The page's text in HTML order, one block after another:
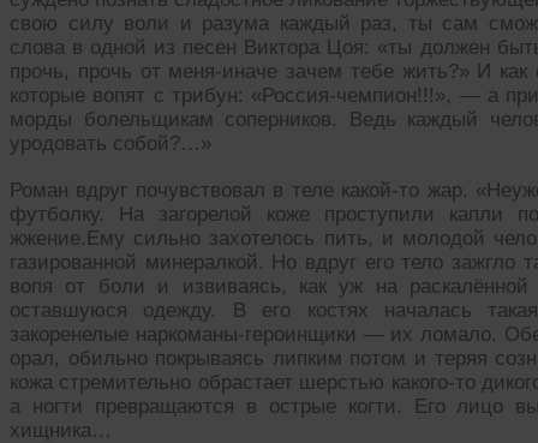
свою силу воли и разума каждый раз, ты сам
слова в одной из песен Виктора Цоя: «ты должен
прочь, прочь от меня-иначе зачем тебе жить?» И
которые вопят с трибун: «Россия-чемпион!!!», — а
морды болельщикам соперников. Ведь каждый
уродовать собой?…»
Роман вдруг почувствовал в теле какой-то жар.
футболку. На загорелой коже проступили капли
жжение.Ему сильно захотелось пить, и молодой
газированной минералкой. Но вдруг его тело зажгло
вопя от боли и извиваясь, как уж на раскалённой
оставшуюся одежду. В его костях началась
закоренелые наркоманы-героинщики — их ломало.
орал, обильно покрываясь липким потом и теряя
кожа стремительно обрастает шерстью какого-то
а ногти превращаются в острые когти. Его лицо
хищника…